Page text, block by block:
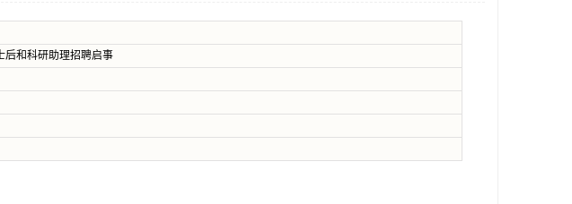
后和科研助理招聘启事